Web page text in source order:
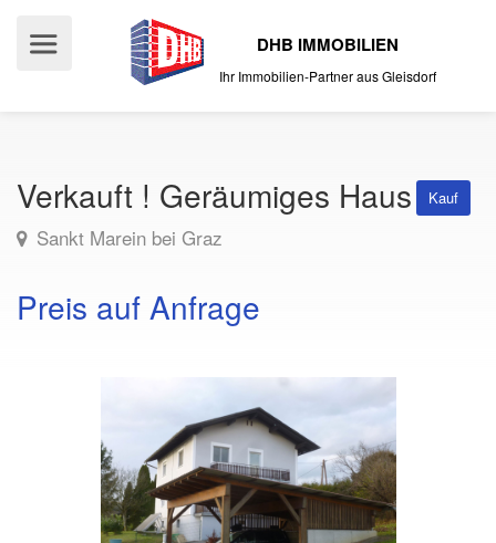
DHB IMMOBILIEN
Ihr Immobilien-Partner aus Gleisdorf
Verkauft ! Geräumiges Haus Kauf
Sankt Marein bei Graz
Preis auf Anfrage